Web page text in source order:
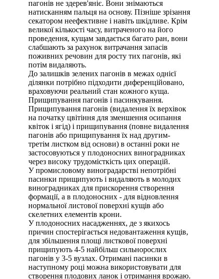
пагонів не здерев'яніє. Вони знімаються
натисканням пальця на основу. Пізніше зрізання
секатором неефективне і навіть шкідливе. Крім
великої кількості часу, витраченого на його
проведення, кущам завдається багато ран, вони
слабшають за рахунок витрачання запасів
поживних речовин для росту тих пагонів, які
потім видаляють.
До залишків зелених пагонів в межах однієї
ділянки потрібно підходити диференційовано,
враховуючи реальний стан кожного куща.
Прищипування пагонів і пасинкування.
Прищипування пагонів (видалення їх верхівок
на початку цвітіння для зменшення осипання
квіток і ягід) і прищипування (повне видалення
пагонів або прищипування їх над другим-
третім листком від основи) в останні роки не
застосовуються у плодоносних виноградниках
через високу трудомісткість цих операцій.
У промисловому виноградарстві непотрібні
пасинки прищипують і видаляють в молодих
виноградниках для прискорення створення
формації, а в плодоносних - для відновлення
нормальної листової поверхні кущів або
скелетних елементів крони.
У плодоносних насадженнях, де з якихось
причин спостерігається недовантаження кущів,
для збільшення площі листкової поверхні
прищипують 4-5 найбільш сильнорослих
пагонів у 3-5 вузлах. Отримані пасинки в
наступному році можна використовувати для
створення плодових ланок і отримання врожаю.